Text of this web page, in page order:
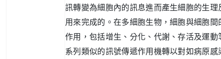
訊轉變為細胞內的訊息進而產生細胞的生
用來完成的。在多細胞生物，細胞與細胞
作用，包括增生、分化、代謝、存活及運
系列類似的訊號傳遞作用機轉以對如病原